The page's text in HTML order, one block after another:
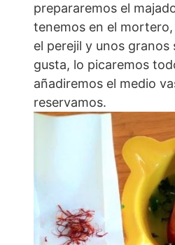
prepararemos el
tenemos en el
el perejil y unos granos
gusta, lo picaremos
añadiremos el medio
reservamos.